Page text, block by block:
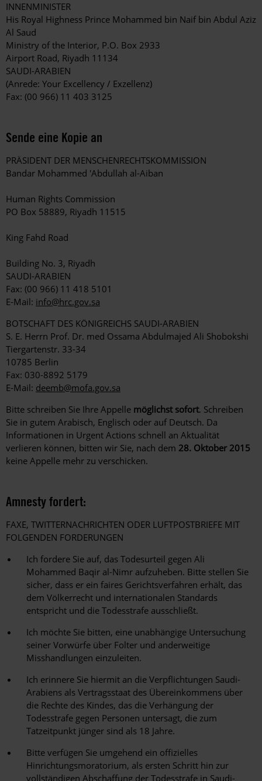
INNENMINISTER
His Royal Highness Prince Mohammed bin Naif bin Abdul Aziz
Al Saud
Ministry of the Interior, P.O. Box 2933
Airport Road, Riyadh 11134
SAUDI-ARABIEN
(Anrede: Your Excellency / Exzellenz)
Fax: (00 966) 11 403 3125
Sende eine Kopie an
PRÄSIDENT DER MENSCHENRECHTSKOMMISSION
Bandar Mohammed 'Abdullah al-Aiban
Human Rights Commission
PO Box 58889, Riyadh 11515
King Fahd Road
Building No. 3, Riyadh
SAUDI-ARABIEN
Fax: (00 966) 11 418 5101
E-Mail: info@hrc.gov.sa
BOTSCHAFT DES KÖNIGREICHS SAUDI-ARABIEN
S. E. Herrn Prof. Dr. med Ossama Abdulmajed Ali Shobokshi
Tiergartenstr. 33-34
10785 Berlin
Fax: 030-8892 5179
E-Mail: deemb@mofa.gov.sa
Bitte schreiben Sie Ihre Appelle möglichst sofort. Schreiben
Sie in gutem Arabisch, Englisch oder auf Deutsch. Da
Informationen in Urgent Actions schnell an Aktualität
verlieren können, bitten wir Sie, nach dem 28. Oktober 2015
keine Appelle mehr zu verschicken.
Amnesty fordert:
FAXE, TWITTERNACHRICHTEN ODER LUFTPOSTBRIEFE MIT
FOLGENDEN FORDERUNGEN
Ich fordere Sie auf, das Todesurteil gegen Ali
Mohammed Baqir al-Nimr aufzuheben. Bitte stellen Sie
sicher, dass er ein faires Gerichtsverfahren erhält, das
dem Völkerrecht und internationalen Standards
entspricht und die Todesstrafe ausschließt.
Ich möchte Sie bitten, eine unabhängige Untersuchung
seiner Vorwürfe über Folter und anderweitige
Misshandlungen einzuleiten.
Ich erinnere Sie hiermit an die Verpflichtungen Saudi-
Arabiens als Vertragsstaat des Übereinkommens über
die Rechte des Kindes, das die Verhängung der
Todesstrafe gegen Personen untersagt, die zum
Tatzeitpunkt jünger sind als 18 Jahre.
Bitte verfügen Sie umgehend ein offizielles
Hinrichtungsmoratorium, als ersten Schritt hin zur
vollständigen Abschaffung der Todesstrafe in Saudi-